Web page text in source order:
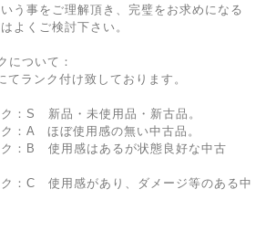
う事をご理解頂き、完璧をお求めになる
よくご検討下さい。
について：
てランク付け致しております。
：S 新品・未使用品・新古品。
：A ほぼ使用感の無い中古品。
：B 使用感はあるが状態良好な中古
：C 使用感があり、ダメージ等のある中